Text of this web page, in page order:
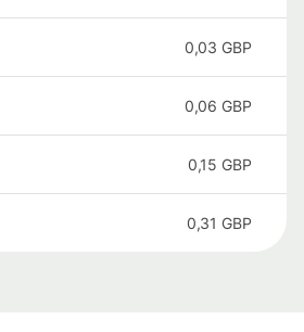
0,03 GBP
0,06 GBP
0,15 GBP
0,31 GBP